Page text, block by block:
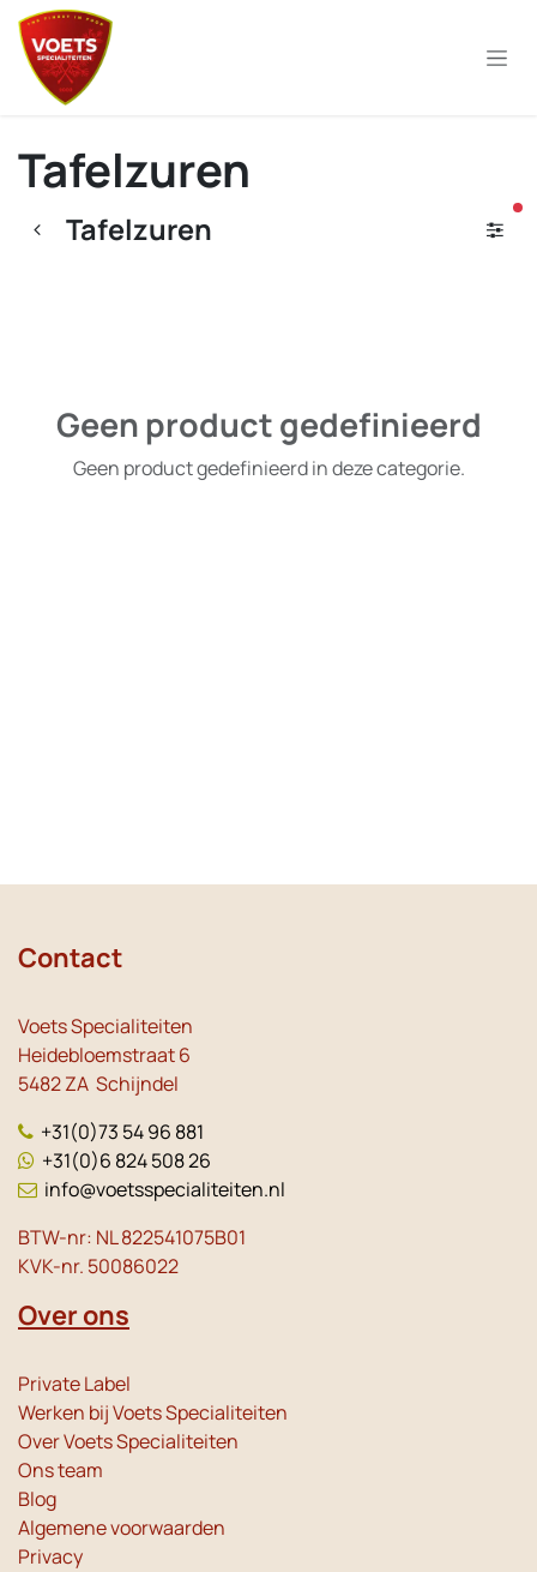
Overslaan naar inhoud
Tafelzuren
Tafelzuren
Geen product gedefinieerd
Geen product gedefinieerd in deze categorie.
Contact
Voets Specialiteiten
Heidebloemstraat 6
5482 ZA Schijndel
+31(0)73 54 96 881
+31(0)6 824 508 26
info@voetsspecialiteiten.nl
BTW-nr: NL 822541075B01
KVK-nr. 50086022
Over ons
Private Label
Werken bij Voets Specialiteiten
Over Voets Specialiteiten
Ons team
Blog
Algemene voorwaarden
Privacy